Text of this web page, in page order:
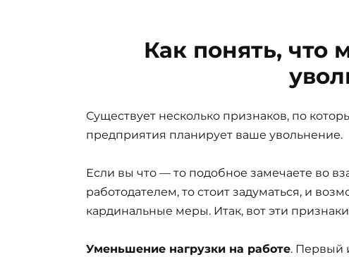
Как понять, что
Существует несколько признаков, по
предприятия планирует ваше увольнение.
Если вы что — то подобное замечаете во
работодателем, то стоит задуматься, и
кардинальные меры. Итак, вот эти
Уменьшение нагрузки на работе. Первый